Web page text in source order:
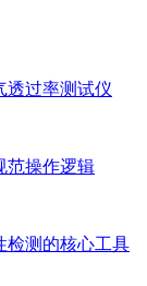
透过率测试仪
范操作逻辑
检测的核心工具